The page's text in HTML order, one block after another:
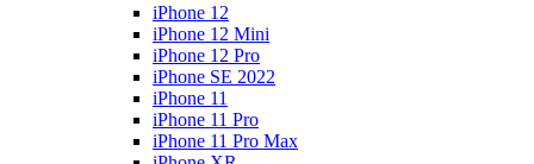
iPhone 12
iPhone 12 Mini
iPhone 12 Pro
iPhone SE 2022
iPhone 11
iPhone 11 Pro
iPhone 11 Pro Max